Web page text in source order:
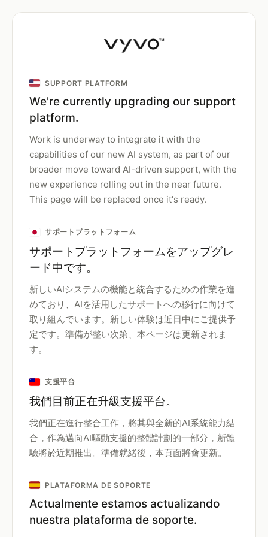
SUPPORT PLATFORM
We're currently upgrading our support
platform.
Work is underway to integrate it with the
capabilities of our new AI system, as part of our
broader move toward AI-driven support, with the
new experience rolling out in the near future.
This page will be replaced once it's ready.
サポートプラットフォーム
サポートプラットフォームをアップグレ
ード中です。
新しいAIシステムの機能と統合するための作業を進
めており、AIを活用したサポートへの移行に向けて
取り組んでいます。新しい体験は近日中にご提供予
定です。準備が整い次第、本ページは更新されま
す。
支援平台
我們目前正在升級支援平台。
我們正在進行整合工作，將其與全新的AI系統能力結
合，作為邁向AI驅動支援的整體計劃的一部分，新體
驗將於近期推出。準備就緒後，本頁面將會更新。
PLATAFORMA DE SOPORTE
Actualmente estamos actualizando
nuestra plataforma de soporte.